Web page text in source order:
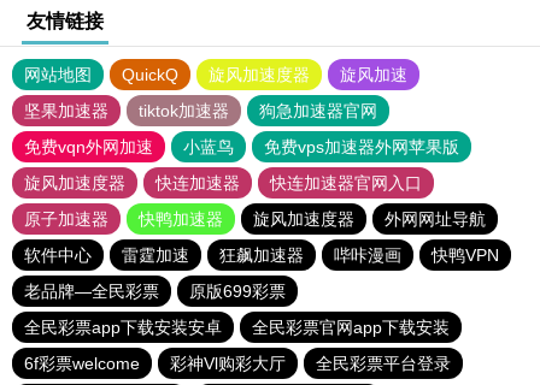
友情链接
网站地图 QuickQ 旋风加速度器
旋风加速
坚果加速器
tiktok加速器
狗急加速器官网
免费vqn外网加速
小蓝鸟
免费vps加速器外网苹果版
旋风加速度器
快连加速器
快连加速器官网入口
原子加速器
快鸭加速器 旋风加速度器
外网网址导航
软件中心
雷霆加速 狂飙加速器 哔咔漫画
快鸭VPN
老品牌—全民彩票
原版699彩票
全民彩票app下载安装安卓
全民彩票官网app下载安装
6f彩票welcome
彩神Vl购彩大厅
全民彩票平台登录